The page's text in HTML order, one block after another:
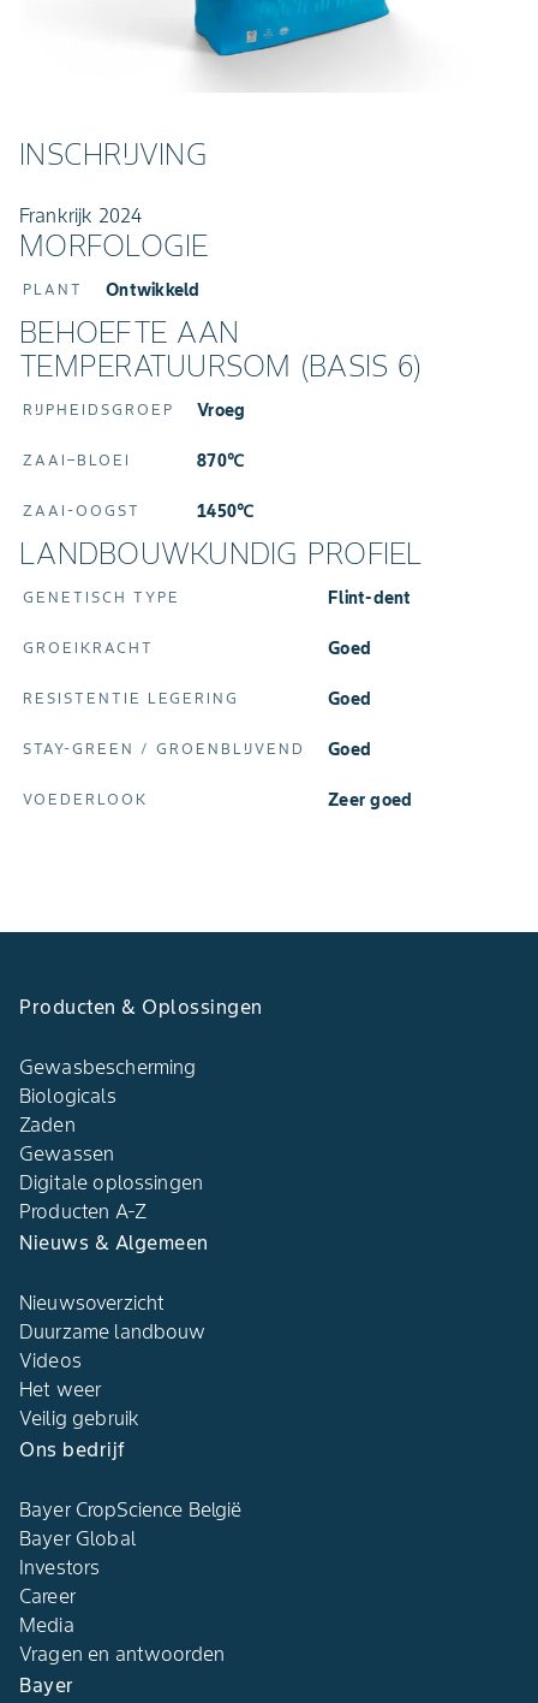
INSCHRIJVING
Frankrijk 2024
MORFOLOGIE
PLANT Ontwikkeld
BEHOEFTE AAN
TEMPERATUURSOM (BASIS 6)
RIJPHEIDSGROEP Vroeg
ZAAI–BLOEI 870℃
ZAAI-OOGST 1450℃
LANDBOUWKUNDIG PROFIEL
GENETISCH TYPE Flint-dent
GROEIKRACHT Goed
RESISTENTIE LEGERING Goed
STAY‑GREEN / GROENBLIJVEND Goed
VOEDERLOOK Zeer goed
Producten & Oplossingen​
Gewasbescherming
Biologicals
Zaden
Gewassen
Digitale oplossingen​
Producten A-Z​
Nieuws & Algemeen​
Nieuwsoverzicht
Duurzame landbouw​
Videos
Het weer​
Veilig gebruik
Ons bedrijf​
Bayer CropScience België​
Bayer Global
Investors
Career
Media
Vragen en antwoorden​
Bayer